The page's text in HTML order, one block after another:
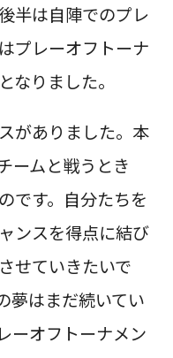
半は自陣でのプレ
プレーオフトーナ
なりました。
がありました。本
ームと戦うとき
です。自分たちを
ンスを得点に結び
せていきたいで
夢はまだ続いてい
ーオフトーナメン